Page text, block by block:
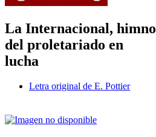
La Internacional, himno
del proletariado en
lucha
Letra original de E. Pottier